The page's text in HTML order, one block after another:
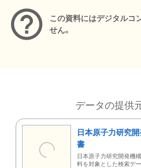
この資料にはデジタルコ
せん。
データの提供
日本原子力研究
書
日本原子力研究開発機
料を対象とした検索デ